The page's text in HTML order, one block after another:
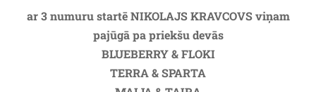
ar 3 numuru startē NIKOLAJS KRAVCOVS viņam
pajūgā pa priekšu devās
BLUEBERRY & FLOKI
TERRA & SPARTA